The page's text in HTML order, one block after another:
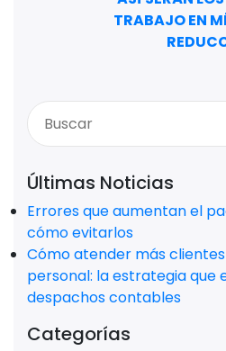
TRABAJO EN
Últimas Noticias
Errores que aumentan el
cómo evitarlos
Cómo atender más
personal: la estrategia que
despachos contables
Categorías